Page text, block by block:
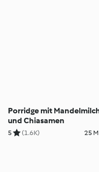
Porridge mit
und Chiasamen
5 (1.6K) 25